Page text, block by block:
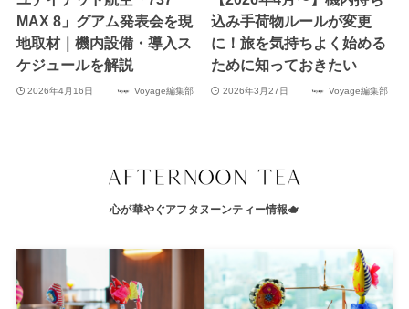
MAX 8」グアム発表会を現
地取材｜機内設備・導入ス
ケジュールを解説
2026年4月16日 Voyage編集部
込み手荷物ルールが変更
に！旅を気持ちよく始める
ために知っておきたい
2026年3月27日 Voyage編集部
心が華やぐアフタヌーンティー情報🫖